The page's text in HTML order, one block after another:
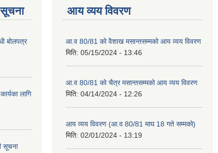
बोलपत्र
लागि
सूचना
आय व्यय विवरण
आ.व 80/81 को वैशाख मसान्तसम्मको आय व्यय विवरण
मिति: 05/15/2024 - 13:46
आ.व 80/81 को चैत्र मसान्तसम्मको आय व्यय विवरण
मिति: 04/14/2024 - 12:26
आय व्यय विवरण (आ.व 80/81 माघ 18 गते सम्मको)
मिति: 02/01/2024 - 13:19